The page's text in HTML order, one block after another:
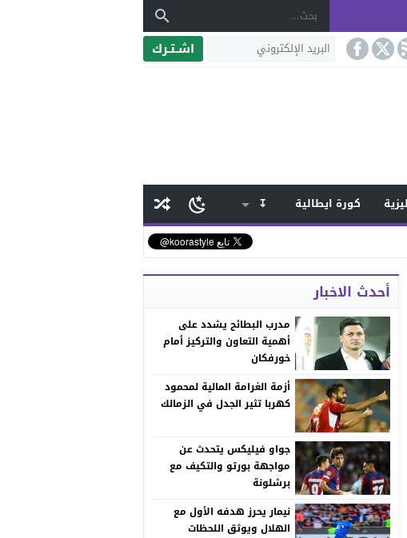
اشـتـرك
كورة ايطالية
↧
أحدث الاخبار
مدرب البطائح يشدد على
أهمية التعاون والتركيز أمام
خورفكان
أزمة الغرامة المالية لمحمود
كهربا تثير الجدل في الزمالك
جواو فيليكس يتحدث عن
مواجهة بورتو والتكيف مع
برشلونة
نيمار يحرز هدفه الأول مع
الهلال ويوثق اللحظات